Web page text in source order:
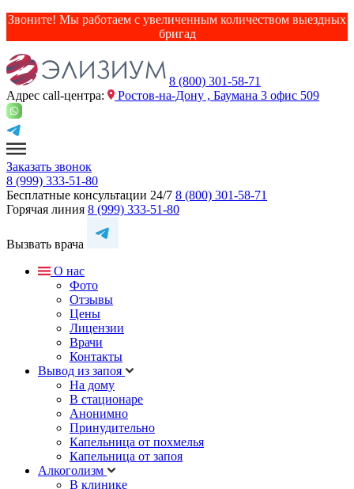
Звоните! Мы работаем с увеличенным количеством выездных
бригад
8 (800) 301-58-71
Адрес сall-центра:
Ростов-на-Дону , Баумана 3 офис 509
Заказать звонок
8 (999) 333-51-80
Бесплатные консультации 24/7 8 (800) 301-58-71
Горячая линия 8 (999) 333-51-80
Вызвать врача
О нас
Фото
Отзывы
Цены
Лицензии
Врачи
Контакты
Вывод из запоя
На дому
В стационаре
Анонимно
Принудительно
Капельница от похмелья
Капельница от запоя
Алкоголизм
В клинике